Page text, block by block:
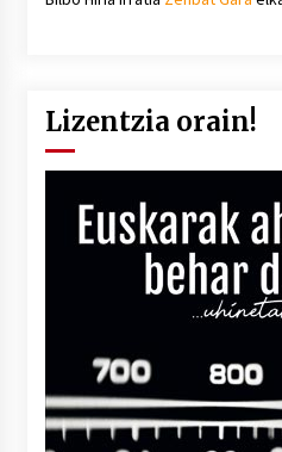
Lizentzia orain!